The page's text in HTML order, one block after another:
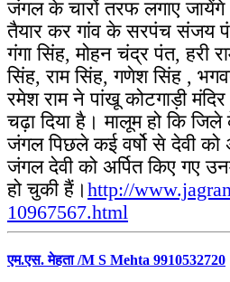
जंगल के चारों तरफ लगाए
तैयार कर गांव के सरपंच संजय
गंगा सिंह, मोहन चंद्र पंत, हरी
सिंह, राम सिंह, गणेश सिंह ,
रमेश राम ने पांखू कोटगाड़ी
चढ़ा दिया है। मालूम हो कि
जंगल पिछले कई वर्षो से देवी को
जंगल देवी को अर्पित किए गए
हो चुकी हैं। http://
10967567.html
एम.एस. मेहता /M S Mehta 9910532720